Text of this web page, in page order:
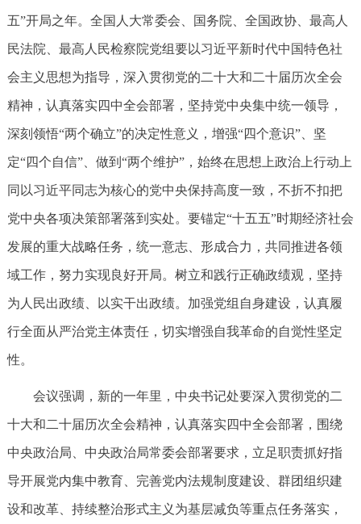
五”开局之年。全国人大常委会、国务院、全国政协、最高人
民法院、最高人民检察院党组要以习近平新时代中国特色社
会主义思想为指导，深入贯彻党的二十大和二十届历次全会
精神，认真落实四中全会部署，坚持党中央集中统一领导，
深刻领悟“两个确立”的决定性意义，增强“四个意识”、坚
定“四个自信”、做到“两个维护”，始终在思想上政治上行动上
同以习近平同志为核心的党中央保持高度一致，不折不扣把
党中央各项决策部署落到实处。要锚定“十五五”时期经济社会
发展的重大战略任务，统一意志、形成合力，共同推进各领
域工作，努力实现良好开局。树立和践行正确政绩观，坚持
为人民出政绩、以实干出政绩。加强党组自身建设，认真履
行全面从严治党主体责任，切实增强自我革命的自觉性坚定
性。
会议强调，新的一年里，中央书记处要深入贯彻党的二
十大和二十届历次全会精神，认真落实四中全会部署，围绕
中央政治局、中央政治局常委会部署要求，立足职责抓好指
导开展党内集中教育、完善党内法规制度建设、群团组织建
设和改革、持续整治形式主义为基层减负等重点任务落实，